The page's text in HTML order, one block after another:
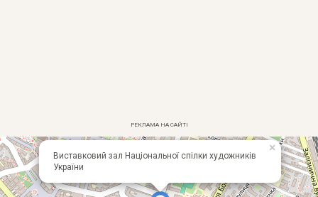
РЕКЛАМА НА САЙТІ
Виставковий зал Національної спілки художників
України
×
+
−